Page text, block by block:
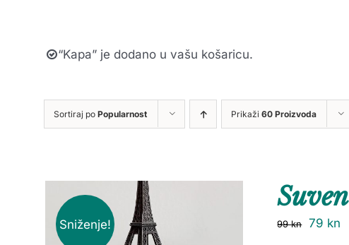
“Kapa” je dodano u vašu košaricu.
Sortiraj po Popularnost Prikaži 60 Proizvoda
Sniženje! 99kn 79 kn